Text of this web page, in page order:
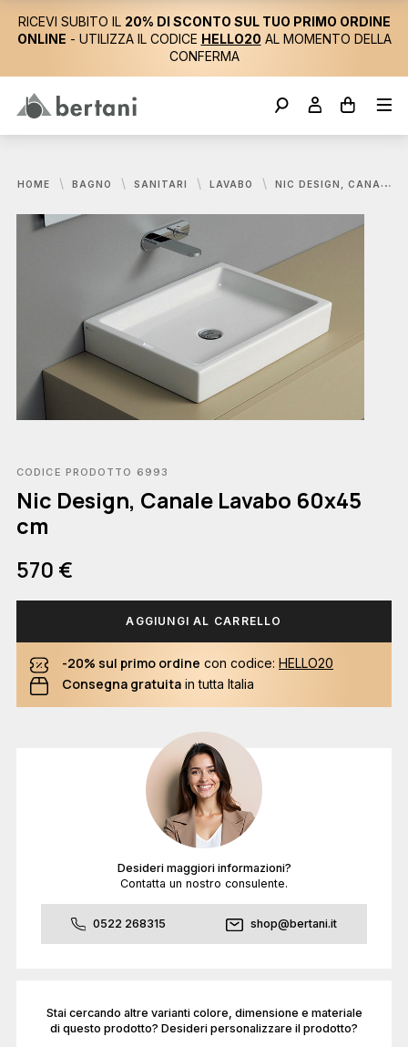
RICEVI SUBITO IL 20% DI SCONTO SUL TUO PRIMO ORDINE
ONLINE - UTILIZZA IL CODICE HELLO20 AL MOMENTO DELLA
CONFERMA
HOME BAGNO SANITARI LAVABO NIC DESIGN, CANALE LAVABO 60X45 CM
CODICE PRODOTTO 6993
Nic Design, Canale Lavabo 60x45
cm
570 €
AGGIUNGI AL CARRELLO
-20% sul primo ordine con codice: HELLO20
Consegna gratuita in tutta Italia
Desideri maggiori informazioni?
Contatta un nostro consulente.
0522 268315 shop@bertani.it
Stai cercando altre varianti colore, dimensione e materiale
di questo prodotto? Desideri personalizzare il prodotto?